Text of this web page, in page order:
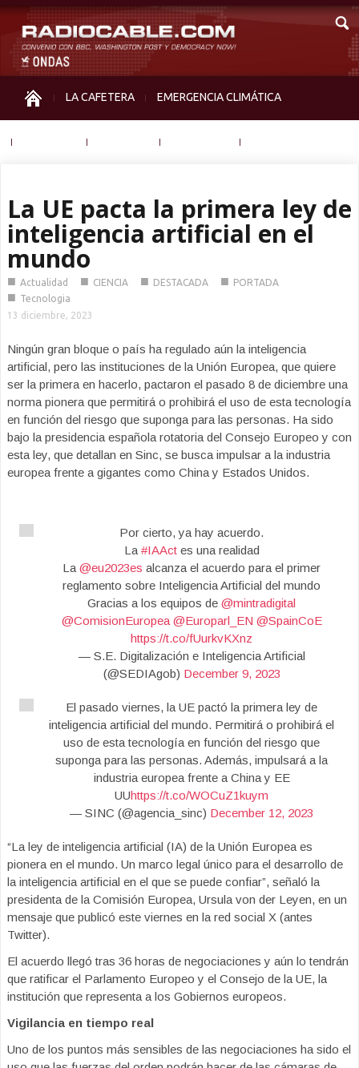
LA CAFETERA EMERGENCIA CLIMÁTICA
La UE pacta la primera ley de
inteligencia artificial en el
mundo
■ Actualidad ■ CIENCIA ■ DESTACADA ■ PORTADA
■ Tecnologia
13 diciembre, 2023
Ningún gran bloque o país ha regulado aún la inteligencia
artificial, pero las instituciones de la Unión Europea, que quiere
ser la primera en hacerlo, pactaron el pasado 8 de diciembre una
norma pionera que permitirá o prohibirá el uso de esta tecnología
en función del riesgo que suponga para las personas. Ha sido
bajo la presidencia española rotatoria del Consejo Europeo y con
esta ley, que detallan en Sinc, se busca impulsar a la industria
europea frente a gigantes como China y Estados Unidos.
Por cierto, ya hay acuerdo.
La #IAActes una realidad
La @eu2023es alcanza el acuerdo para el primer
reglamento sobre Inteligencia Artificial del mundo
Gracias a los equipos de @mintradigital
@ComisionEuropea @Europarl_EN @SpainCoE
https://t.co/fUurkvKXnz
— S.E. Digitalización e Inteligencia Artificial
(@SEDIAgob) December 9, 2023
El pasado viernes, la UE pactó la primera ley de
inteligencia artificial del mundo. Permitirá o prohibirá el
uso de esta tecnología en función del riesgo que
suponga para las personas. Además, impulsará a la
industria europea frente a China y EE
UUhttps://t.co/WOCuZ1kuym
— SINC (@agencia_sinc) December 12, 2023
“La ley de inteligencia artificial (IA) de la Unión Europea es
pionera en el mundo. Un marco legal único para el desarrollo de
la inteligencia artificial en el que se puede confiar”, señaló la
presidenta de la Comisión Europea, Ursula von der Leyen, en un
mensaje que publicó este viernes en la red social X (antes
Twitter).
El acuerdo llegó tras 36 horas de negociaciones y aún lo tendrán
que ratificar el Parlamento Europeo y el Consejo de la UE, la
institución que representa a los Gobiernos europeos.
Vigilancia en tiempo real
Uno de los puntos más sensibles de las negociaciones ha sido el